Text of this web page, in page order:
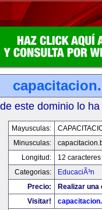
este dominio lo
Mayusculas:
Minusculas:
Longitud:
12 caracteres
Categorias:
EducaciÃ³n
Precio:
Realizar una
Visitar!